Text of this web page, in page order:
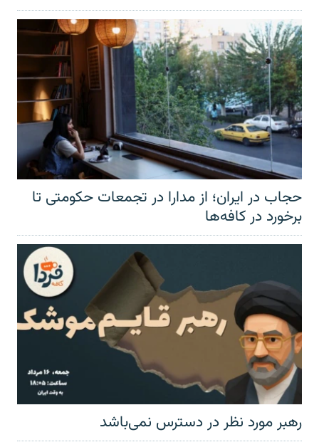
حجاب در ایران؛ از مدارا در تجمعات حکومتی تا
برخورد در کافه‌ها
رهبر مورد نظر در دسترس نمی‌باشد